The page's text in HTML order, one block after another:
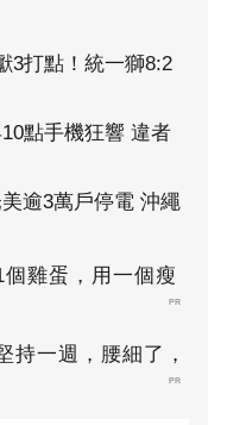
3打點！統一獅8:2
點手機狂響 違者
逾3萬戶停電 沖繩
雞蛋，用一個瘦
PR
持一週，腰細了，
PR